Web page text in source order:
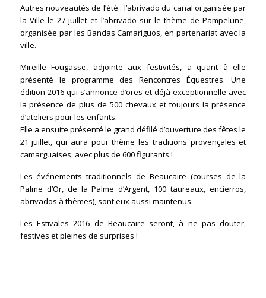
Autres nouveautés de l’été : l’abrivado du canal organisée par
la Ville le 27 juillet et l’abrivado sur le thème de Pampelune,
organisée par les Bandas Camariguos, en partenariat avec la
ville.
Mireille Fougasse, adjointe aux festivités, a quant à elle
présenté le programme des Rencontres Équestres. Une
édition 2016 qui s’annonce d’ores et déjà exceptionnelle avec
la présence de plus de 500 chevaux et toujours la présence
d’ateliers pour les enfants.
Elle a ensuite présenté le grand défilé d’ouverture des fêtes le
21 juillet, qui aura pour thème les traditions provençales et
camarguaises, avec plus de 600 figurants !
Les événements traditionnels de Beaucaire (courses de la
Palme d’Or, de la Palme d’Argent, 100 taureaux, encierros,
abrivados à thèmes), sont eux aussi maintenus.
Les Estivales 2016 de Beaucaire seront, à ne pas douter,
festives et pleines de surprises !